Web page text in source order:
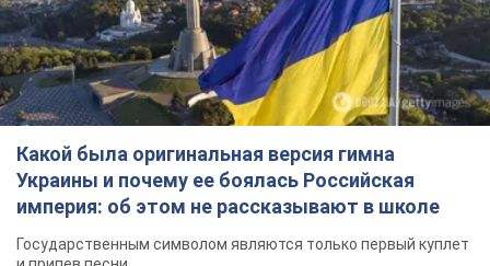
3 часа назад 13,4 т.
Александру Пономареву – 53: что
известно о трех детях секс-
символа 90-х и как они выглядят
Несмотря на развитие карьеры, артист не
забывал о личном счастье
9 часов назад 8,2 т.